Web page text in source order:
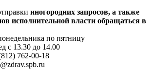
иногородних запросов, а также
исполнительной власти обращаться в
по пятницу
с 13.30 до 14.00
762-00-18